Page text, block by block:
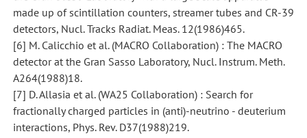
made up of scintillation counters, streamer tubes and CR-39
detectors, Nucl. Tracks Radiat. Meas. 12(1986)465.
[6] M. Calicchio et al. (MACRO Collaboration) : The MACRO
detector at the Gran Sasso Laboratory, Nucl. Instrum. Meth.
A264(1988)18.
[7] D. Allasia et al. (WA25 Collaboration) : Search for
fractionally charged particles in (anti)-neutrino - deuterium
interactions, Phys. Rev. D37(1988)219.